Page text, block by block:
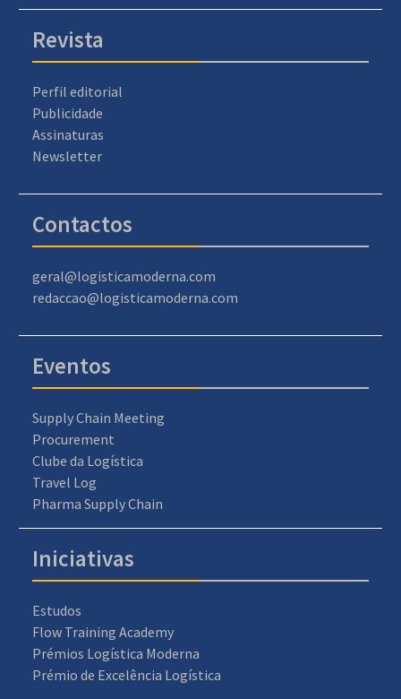
Revista
Perfil editorial
Publicidade
Assinaturas
Newsletter
Contactos
geral@logisticamoderna.com
redaccao@logisticamoderna.com
Eventos
Supply Chain Meeting
Procurement
Clube da Logística
Travel Log
Pharma Supply Chain
Iniciativas
Estudos
Flow Training Academy
Prémios Logística Moderna
Prémio de Excelência Logística